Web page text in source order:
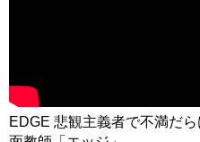
EDGE 悲観主義者で不満だ